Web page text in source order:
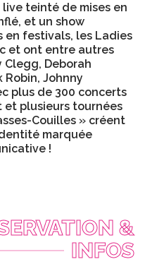
live teinté de mises en
et un show
en festivals, les Ladies
et ont entre autres
Clegg, Deborah
Robin, Johnny
plus de 300 concerts
et plusieurs tournées
Couilles » créent
marquée
!
&
INFOS